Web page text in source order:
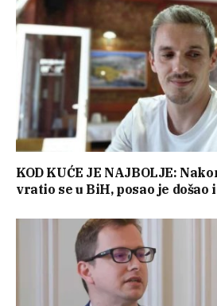
KOD KUĆE JE NAJBOLJE:
vratio se u BiH, posao je došao